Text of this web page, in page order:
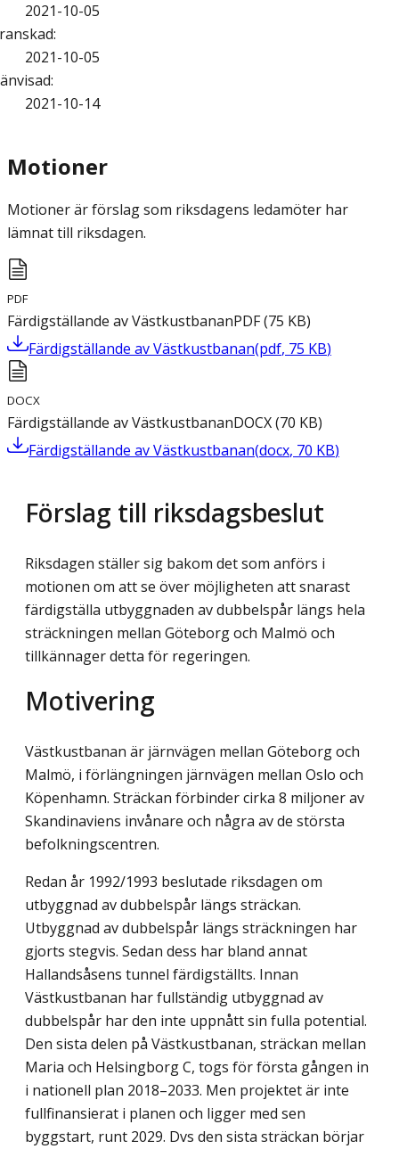
2021-10-05
:
2021-10-05
:
2021-10-14
Motioner
Motioner är förslag som riksdagens ledamöter har
lämnat till riksdagen.
PDF
Färdigställande av VästkustbananPDF(75 KB)
Färdigställande av Västkustbanan(pdf, 75 KB)
DOCX
Färdigställande av VästkustbananDOCX(70 KB)
Färdigställande av Västkustbanan(docx, 70 KB)
Förslag till riksdagsbeslut
Riksdagen ställer sig bakom det som anförs i
motionen om att se över möjligheten att snarast
färdigställa utbyggnaden av dubbelspår längs hela
sträckningen mellan Göteborg och Malmö och
tillkännager detta för regeringen.
Motivering
Västkustbanan är järnvägen mellan Göteborg och
Malmö, i förlängningen järnvägen mellan Oslo och
Köpenhamn. Sträckan förbinder cirka 8 miljoner av
Skandinaviens invånare och några av de största
befolkningscentren.
Redan år 1992/1993 beslutade riksdagen om
utbyggnad av dubbelspår längs sträckan.
Utbyggnad av dubbelspår längs sträckningen har
gjorts stegvis. Sedan dess har bland annat
Hallandsåsens tunnel färdigställts. Innan
Västkustbanan har fullständig utbyggnad av
dubbelspår har den inte uppnått sin fulla potential.
Den sista delen på Västkustbanan, sträckan mellan
Maria och Helsingborg C, togs för första gången in
i nationell plan 2018–2033. Men projektet är inte
fullfinansierat i planen och ligger med sen
byggstart, runt 2029. Dvs den sista sträckan börjar